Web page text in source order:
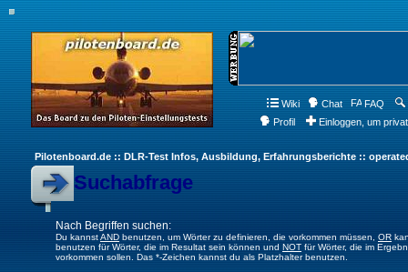
Wiki Chat FAQ
Profil
Einloggen, um
Pilotenboard.de :: DLR-Test Infos, Ausbildung, Erfahrungsberichte ::
Suchabfrage
Nach Begriffen suchen:
Du kannstAND benutzen, um Wörter zu definieren, die vorkommen müssen, OR
benutzen für Wörter, die im Resultat sein können und NOT für Wörter, die im
vorkommen sollen. Das *-Zeichen kannst du als Platzhalter benutzen.